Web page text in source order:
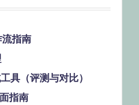
指南
具（评测与对比）
指南